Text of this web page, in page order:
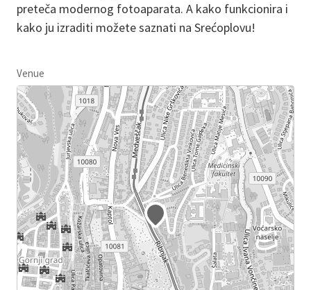
preteča modernog fotoaparata. A kako funkcionira i
kako ju izraditi možete saznati na Srećoplovu!
Venue